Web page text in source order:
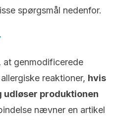
spørgsmål nedenfor.
at genmodificerede
reaktioner, hvis
produktionen
nævner en artikel